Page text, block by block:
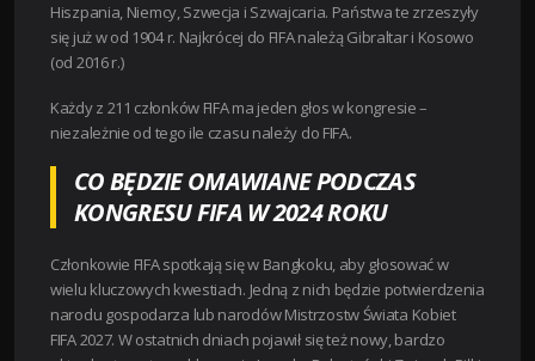
Hiszpania, Niemcy, Szwecja i Szwajcaria. Państwa te zrzeszyły
się już w od 1904 r. Najkrócej do FIFA należą Gibraltar i Kosowo
(od 2016 r.)
Każdy z 211 członków FIFA ma jeden głos w kongresie –
niezależnie od tego ile czasu należy do FIFA.
CO BĘDZIE OMAWIANE PODCZAS
KONGRESU FIFA W 2024 ROKU
Członkowie FIFA spotkają się w Bangkoku, aby głosować w
wielu kluczowych kwestiach. Jedną z nich będzie potwierdzenia
narodu gospodarza lub narodów Mistrzostw Świata Kobiet
FIFA 2027. W ostatnich dniach pojawił się też nowy, bardzo